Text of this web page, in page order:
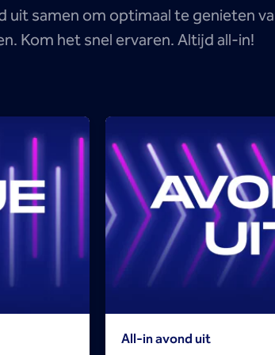
samen om optimaal te genieten
Kom het snel ervaren. Altijd all-in!
All-in avond uit